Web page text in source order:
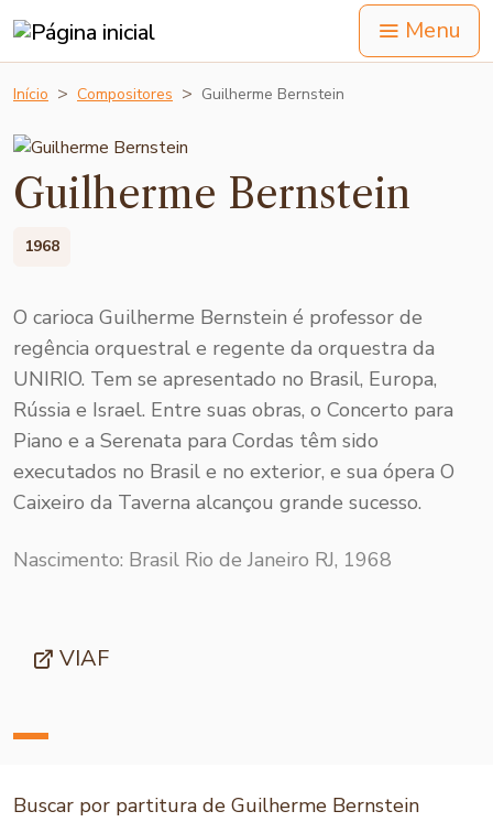
Menu
Início Compositores Guilherme Bernstein
Guilherme Bernstein
1968
O carioca Guilherme Bernstein é professor de
regência orquestral e regente da orquestra da
UNIRIO. Tem se apresentado no Brasil, Europa,
Rússia e Israel. Entre suas obras, o Concerto para
Piano e a Serenata para Cordas têm sido
executados no Brasil e no exterior, e sua ópera O
Caixeiro da Taverna alcançou grande sucesso.
Nascimento: Brasil Rio de Janeiro RJ, 1968
VIAF
Buscar por partitura de Guilherme Bernstein